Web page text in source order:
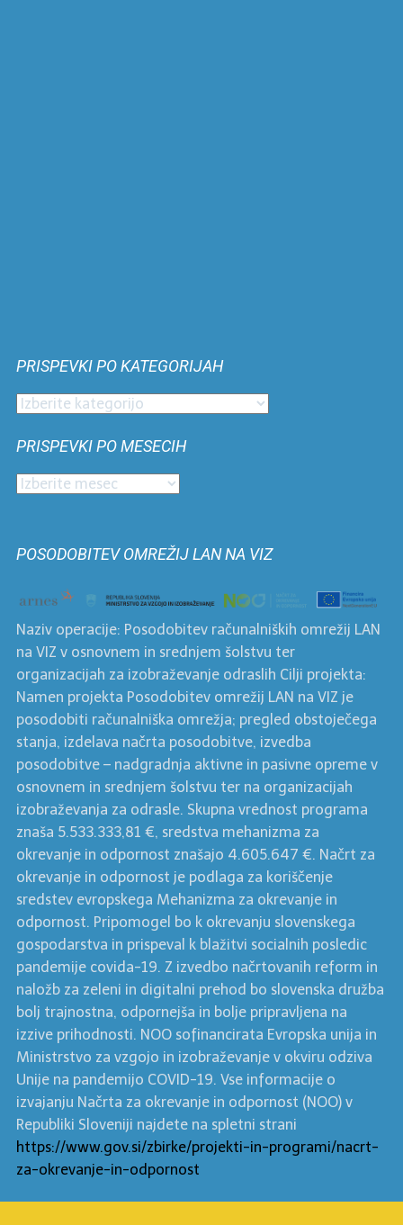
PRISPEVKI PO KATEGORIJAH
Prispevki
kategorijah
PRISPEVKI PO MESECIH
Prispevki
POSODOBITEV OMREŽIJ LAN NA VIZ
Naziv operacije: Posodobitev računalniških omrežij LAN
na VIZ v osnovnem in srednjem šolstvu ter
organizacijah za izobraževanje odraslih Cilji projekta:
Namen projekta Posodobitev omrežij LAN na VIZ je
posodobiti računalniška omrežja; pregled obstoječega
stanja, izdelava načrta posodobitve, izvedba
posodobitve – nadgradnja aktivne in pasivne opreme v
osnovnem in srednjem šolstvu ter na organizacijah
izobraževanja za odrasle. Skupna vrednost programa
znaša 5.533.333,81 €, sredstva mehanizma za
okrevanje in odpornost znašajo 4.605.647 €. Načrt za
okrevanje in odpornost je podlaga za koriščenje
sredstev evropskega Mehanizma za okrevanje in
odpornost. Pripomogel bo k okrevanju slovenskega
gospodarstva in prispeval k blažitvi socialnih posledic
pandemije covida-19. Z izvedbo načrtovanih reform in
naložb za zeleni in digitalni prehod bo slovenska družba
bolj trajnostna, odpornejša in bolje pripravljena na
izzive prihodnosti. NOO sofinancirata Evropska unija in
Ministrstvo za vzgojo in izobraževanje v okviru odziva
Unije na pandemijo COVID-19. Vse informacije o
izvajanju Načrta za okrevanje in odpornost (NOO) v
Republiki Sloveniji najdete na spletni strani
https://www.gov.si/zbirke/projekti-in-programi/nacrt-
za-okrevanje-in-odpornost